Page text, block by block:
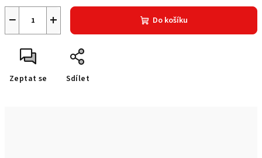
+
− Do košíku
Zeptat se Sdílet